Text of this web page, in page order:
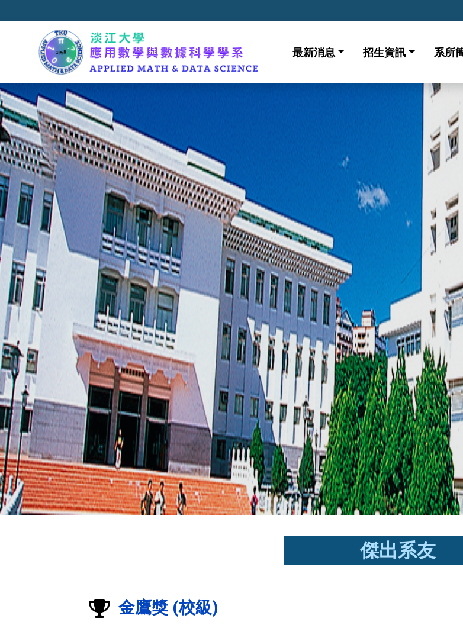
最新消息 招生資訊 系所
傑出系友
金鷹獎 (校級)